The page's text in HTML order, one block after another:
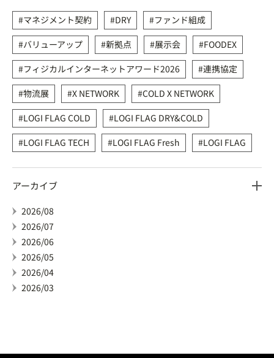
マネジメント契約 DRY
ファンド組成
バリューアップ
新拠点 展示会
FOODEX
フィジカルインターネットアワード2026
連携協定
物流展
X NETWORK
COLD X NETWORK
LOGI FLAG COLD
LOGI FLAG DRY&COLD
LOGI FLAG TECH
LOGI FLAG Fresh LOGI FLAG
アーカイブ
2026/08
2026/07
2026/06
2026/05
2026/04
2026/03